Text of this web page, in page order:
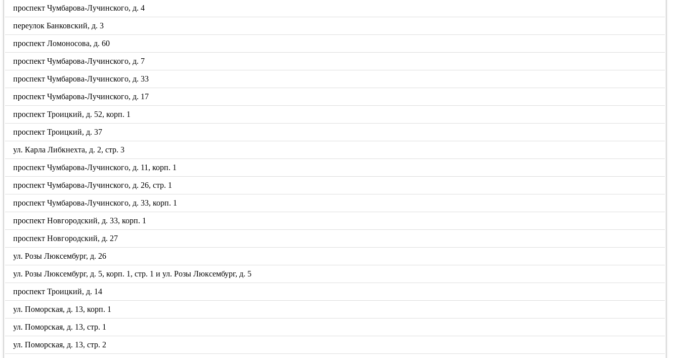
проспект Чумбарова-Лучинского, д. 4
переулок Банковский, д. 3
проспект Ломоносова, д. 60
проспект Чумбарова-Лучинского, д. 7
проспект Чумбарова-Лучинского, д. 33
проспект Чумбарова-Лучинского, д. 17
проспект Троицкий, д. 52, корп. 1
проспект Троицкий, д. 37
ул. Карла Либкнехта, д. 2, стр. 3
проспект Чумбарова-Лучинского, д. 11, корп. 1
проспект Чумбарова-Лучинского, д. 26, стр. 1
проспект Чумбарова-Лучинского, д. 33, корп. 1
проспект Новгородский, д. 33, корп. 1
проспект Новгородский, д. 27
ул. Розы Люксембург, д. 26
ул. Розы Люксембург, д. 5, корп. 1, стр. 1 и ул. Розы Люксембург, д. 5
проспект Троицкий, д. 14
ул. Поморская, д. 13, корп. 1
ул. Поморская, д. 13, стр. 1
ул. Поморская, д. 13, стр. 2